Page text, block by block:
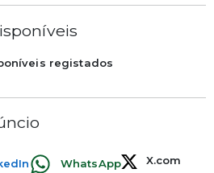
registados
WhatsApp X.com